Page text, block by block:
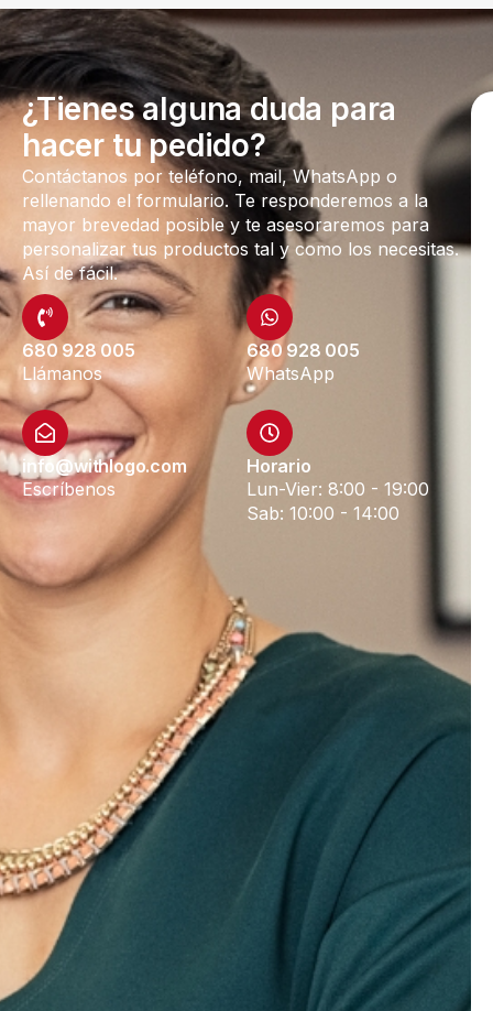
¿Tienes alguna duda para
hacer tu pedido?
Contáctanos por teléfono, mail, WhatsApp o
rellenando el formulario. Te responderemos a la
mayor brevedad posible y te asesoraremos para
personalizar tus productos tal y como los necesitas.
Así de fácil.
680 928 005
Llámanos
680 928 005
WhatsApp
info@withlogo.com
Escríbenos
Horario
Lun-Vier: 8:00 - 19:00
Sab: 10:00 - 14:00